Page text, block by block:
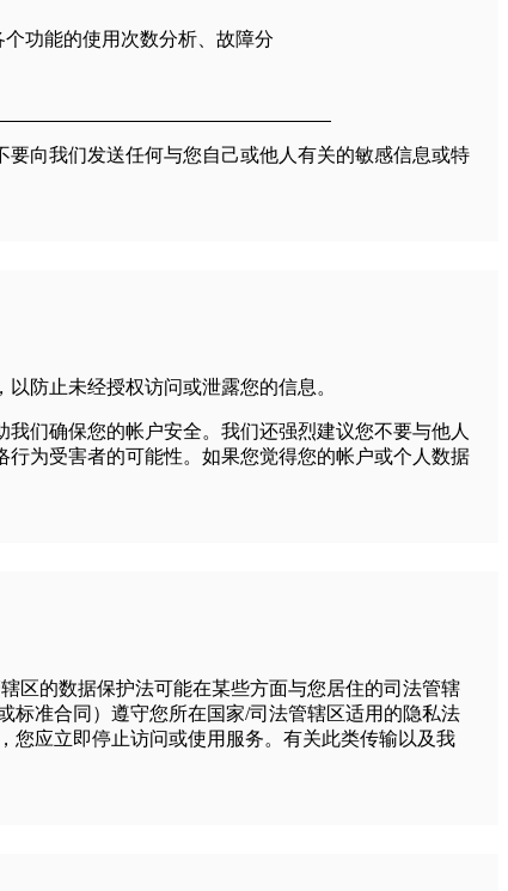
功能的使用次数分析、故障分
向我们发送任何与您自己或他人有关的敏感信息或特
防止未经授权访问或泄露您的信息。
们确保您的帐户安全。我们还强烈建议您不要与他人
为受害者的可能性。如果您觉得您的帐户或个人数据
区的数据保护法可能在某些方面与您居住的司法管辖
标准合同）遵守您所在国家/司法管辖区适用的隐私法
您应立即停止访问或使用服务。有关此类传输以及我